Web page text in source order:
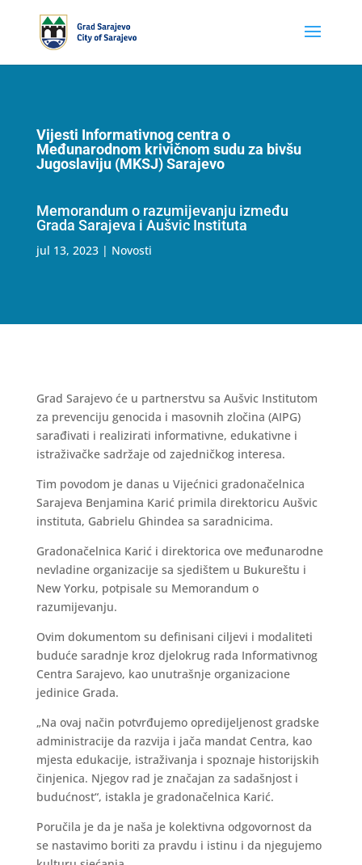
Vijesti Informativnog centra o
Međunarodnom krivičnom sudu za bivšu
Jugoslaviju (MKSJ) Sarajevo
Memorandum o razumijevanju između
Grada Sarajeva i Aušvic Instituta
jul 13, 2023| Novosti
Grad Sarajevo će u partnerstvu sa Aušvic Institutom
za prevenciju genocida i masovnih zločina (AIPG)
sarađivati i realizirati informativne, edukativne i
istraživačke sadržaje od zajedničkog interesa.
Tim povodom je danas u Vijećnici gradonačelnica
Sarajeva Benjamina Karić primila direktoricu Aušvic
instituta, Gabrielu Ghindea sa saradnicima.
Gradonačelnica Karić i direktorica ove međunarodne
nevladine organizacije sa sjedištem u Bukureštu i
New Yorku, potpisale su Memorandum o
razumijevanju.
Ovim dokumentom su definisani ciljevi i modaliteti
buduće saradnje kroz djelokrug rada Informativnog
Centra Sarajevo, kao unutrašnje organizacione
jedinice Grada.
„Na ovaj način potvrđujemo opredijeljenost gradske
administracije da razvija i jača mandat Centra, kao
mjesta edukacije, istraživanja i spoznaje historijskih
činjenica. Njegov rad je značajan za sadašnjost i
budućnost“, istakla je gradonačelnica Karić.
Poručila je da je naša je kolektivna odgovornost da
se nastavimo boriti za pravdu i istinu i da njegujemo